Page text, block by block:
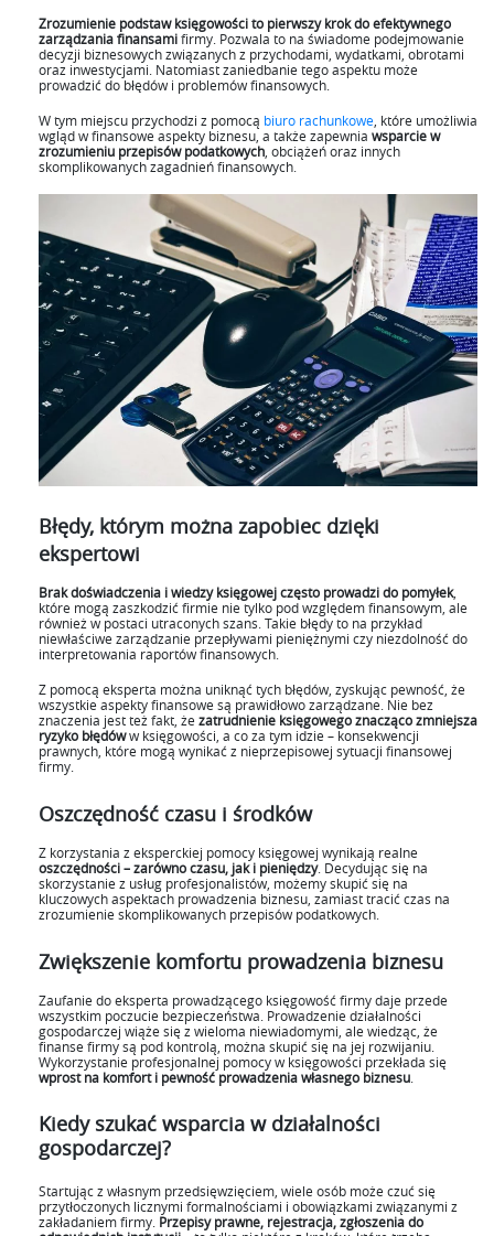
Zrozumienie podstaw księgowości to pierwszy krok do efektywnego
zarządzania finansamifirmy. Pozwala to na świadome podejmowanie
decyzji biznesowych związanych z przychodami, wydatkami, obrotami
oraz inwestycjami. Natomiast zaniedbanie tego aspektu może
prowadzić do błędów i problemów finansowych.
W tym miejscu przychodzi z pomocą biuro rachunkowe, które umożliwia
wgląd w finansowe aspekty biznesu, a także zapewnia wsparcie w
zrozumieniu przepisów podatkowych, obciążeń oraz innych
skomplikowanych zagadnień finansowych.
Błędy, którym można zapobiec dzięki
ekspertowi
Brak doświadczenia i wiedzy księgowej często prowadzi do pomyłek,
które mogą zaszkodzić firmie nie tylko pod względem finansowym, ale
również w postaci utraconych szans. Takie błędy to na przykład
niewłaściwe zarządzanie przepływami pieniężnymi czy niezdolność do
interpretowania raportów finansowych.
Z pomocą eksperta można uniknąć tych błędów, zyskując pewność, że
wszystkie aspekty finansowe są prawidłowo zarządzane. Nie bez
znaczenia jest też fakt, że zatrudnienie księgowego znacząco zmniejsza
ryzyko błędóww księgowości, a co za tym idzie – konsekwencji
prawnych, które mogą wynikać z nieprzepisowej sytuacji finansowej
firmy.
Oszczędność czasu i środków
Z korzystania z eksperckiej pomocy księgowej wynikają realne
oszczędności – zarówno czasu, jak i pieniędzy. Decydując się na
skorzystanie z usług profesjonalistów, możemy skupić się na
kluczowych aspektach prowadzenia biznesu, zamiast tracić czas na
zrozumienie skomplikowanych przepisów podatkowych.
Zwiększenie komfortu prowadzenia biznesu
Zaufanie do eksperta prowadzącego księgowość firmy daje przede
wszystkim poczucie bezpieczeństwa. Prowadzenie działalności
gospodarczej wiąże się z wieloma niewiadomymi, ale wiedząc, że
finanse firmy są pod kontrolą, można skupić się na jej rozwijaniu.
Wykorzystanie profesjonalnej pomocy w księgowości przekłada się
wprost na komfort i pewność prowadzenia własnego biznesu
Kiedy szukać wsparcia w działalności
gospodarczej?
Startując z własnym przedsięwzięciem, wiele osób może czuć się
przytłoczonych licznymi formalnościami i obowiązkami związanymi z
zakładaniem firmy. Przepisy prawne, rejestracja, zgłoszenia do